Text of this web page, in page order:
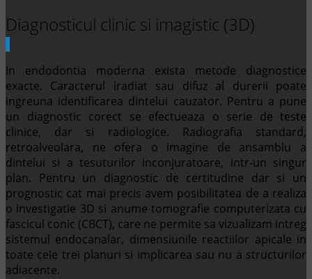
Diagnosticul clinic si imagistic (3D)
In endodontia moderna exista metode diagnostice
exacte. Caracterul iradiat sau difuz al durerii poate
ingreuna identificarea dintelui cauzator. Pentru a pune
un diagnostic corect se efectueaza o serie de teste
clinice, dar si radiologice. Radiografia standard,
retroalveolara, ne ofera o imagine de ansamblu a
dintelui si a tesuturilor inconjuratoare, intr-un singur
plan. Pentru un diagnostic de certitudine dar si un
prognostic cat mai precis avem posibilitatea de a realiza
o investigatie 3D si anume tomografie computerizata cu
fascicul conic (CBCT), care ne permite sa vizualizam intreg
sistemul endocanalar, dimensiunile reactiilor apicale in
toate cele trei planuri si implicarea sau nu a structurilor
adiacente.